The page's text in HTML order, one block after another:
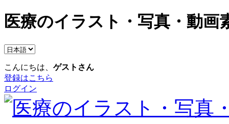
医療のイラスト・写真・動画
こんにちは、 ゲストさん
登録はこちら
ログイン